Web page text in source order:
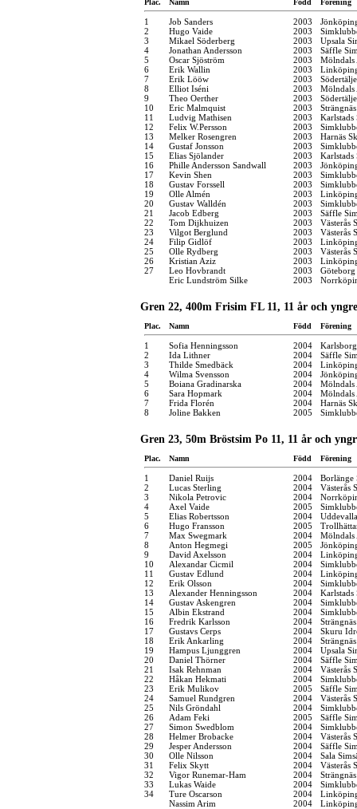
Plac. Namn Född Förening
1 Job Sanders 2003
2
Hugo Vaide 2003
3
Mikael Söderberg 2003
Upsala
4
Jonathan Andersson 2003
Säffle
5
Oscar Sjöström 2003
Mölndals
6
Erik Wallin 2003
7
Erik Lööw 2003
8
Elliot Iséni 2003
Mölndals
9
Theo Oerther 2003
10
Eric Malmquist 2003
11
Ludvig Mathisen 2003
Karlstads
12
Felix W.Persson 2003
13
Melker Rosengren 2003
Harnäs
14
Gustaf Jonsson 2003
15
Elias Sjölander 2003
Karlstads
16
Phille Andersson Sandwall 2003
17
Kevin Shen 2003
18
Gustav Forssell 2003
19
Olle Almén 2003
20
Gustav Walldén 2003
21
Jacob Edberg 2003
Säffle
22
Tom Dijkhuizen 2003
Västerås
23
Vilgot Berglund 2003
Västerås
24
Filip Gidlöf 2003
25
Olle Rydberg 2003
Västerås
26
Kristian Aziz 2003
27
Leo Hovbrandt 2003
Göteborg
Eric Lundström Silke
2003
Gren 22, 400m Frisim FL 11, 11 år och yngre
Plac. Namn Född Förening
1 Sofia Henningsson 2004
2
Ida Lithner 2004
Säffle
3
Thilde Smedbäck 2004
4
Wilma Svensson 2004
5
Boiana Gradinarska 2004
Mölndals
6
Sara Hopmark 2004
Mölndals
7
Frida Florén 2004
Harnäs
8
Joline Bakken 2005
Gren 23, 50m Bröstsim Po 11, 11 år och
Plac. Namn Född Förening
1 Daniel Ruijs 2004
Borlänge
2
Lucas Sterling 2004
Västerås
3
Nikola Petrovic 2004
4
Axel Vaide 2005
5
Elias Robertsson 2004
6
Hugo Fransson 2005
7
Max Swegmark 2004
Mölndals
8
Anton Hegmegi 2005
9
David Axelsson 2004
10
Alexandar Cicmil 2004
11
Gustav Edlund 2004
12
Erik Olsson 2004
13
Alexander Henningsson 2004
Karlstads
14
Gustav Askengren 2004
15
Albin Ekstrand 2004
16
Fredrik Karlsson 2004
17
Gustavs Cerps 2004
Skuru
18
Erik Ankarling 2004
19
Hampus Ljunggren 2004
Upsala
20
Daniel Thörner 2004
Säffle
21
Isak Rehnman 2004
Västerås
22
Håkan Hekmati 2004
23
Erik Mulikov 2005
Säffle
24
Samuel Rundgren 2004
Västerås
25
Nils Gröndahl 2004
26
Adam Feki 2005
Säffle
27
Simon Swedblom 2004
28
Helmer Brobacke 2004
Västerås
29
Jesper Andersson 2004
Säffle
30
Olle Nilsson 2004
Sala
31
Felix Skytt 2004
Västerås
32
Vigor Runemar-Ham 2004
33
Lukas Waide 2004
34
Ture Oscarson 2004
Nassim Arim
2004